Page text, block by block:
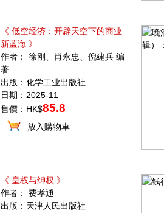
《 低空经济：开辟天空下的商业
新蓝海 》
作者： 徐刚、肖永忠、倪建兵 编
著
出版：化学工业出版社
日期：2025-11
售價：HK$85.8
放入購物車
《 皇权与绅权 》
作者： 费孝通
出版：天津人民出版社